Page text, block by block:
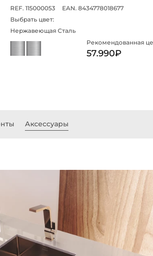
REF. 115000053
EAN. 8434778018677
Выбрать цвет:
Нержавеющая Сталь
Рекомендованная
57.990₽
Аксессуары